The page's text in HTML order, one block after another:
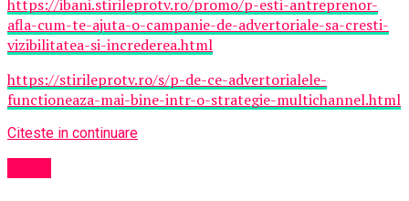
https://ibani.stirileprotv.ro/promo/p-esti-antreprenor-
afla-cum-te-ajuta-o-campanie-de-advertoriale-sa-cresti-
vizibilitatea-si-increderea.html
https://stirileprotv.ro/s/p-de-ce-advertorialele-
functioneaza-mai-bine-intr-o-strategie-multichannel.html
Citeste in continuare